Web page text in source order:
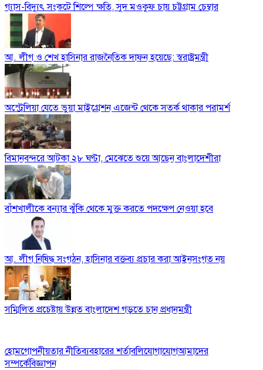
গ্যাস-বিদ্যুৎ সংকটে শিল্পে ক্ষতি, সুদ মওকুফ চায় চট্টগ্রাম চেম্বার
আ. লীগ ও শেখ হাসিনার রাজনৈতিক দাফন হয়েছে: স্বরাষ্ট্রমন্ত্রী
অস্ট্রেলিয়া যেতে ভুয়া মাইগ্রেশন এজেন্ট থেকে সতর্ক থাকার পরামর্শ
বিমানবন্দরে আটকা ২৮ ঘণ্টা, মেঝেতে শুয়ে আছেন বাংলাদেশীরা
বাঁশখালীকে বন্যার ঝুঁকি থেকে মুক্ত করতে পদক্ষেপ নেওয়া হবে
আ. লীগ নিষিদ্ধ সংগঠন, হাসিনার বক্তব্য প্রচার করা আইনসংগত নয়
সম্মিলিত প্রচেষ্টায় উন্নত বাংলাদেশ গড়তে চান প্রধানমন্ত্রী
হোমগোপনীয়তার নীতিব্যবহারের শর্তাবলিযোগাযোগআমাদের
সম্পর্কেবিজ্ঞাপন